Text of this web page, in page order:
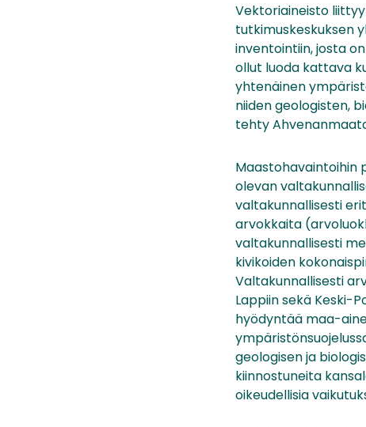
Vektoriaineisto
tutkimuskeskuksen
inventointiin, josta
ollut luoda kattava
yhtenäinen
niiden geologisten,
tehty
Maastohavaintoihin
olevan
valtakunnallisesti
arvokkaita
valtakunnallisesti
kivikoiden
Valtakunnallisesti
Lappiin sekä Keski-
hyödyntää maa-
geologisen ja
kiinnostuneita
oikeudellisia